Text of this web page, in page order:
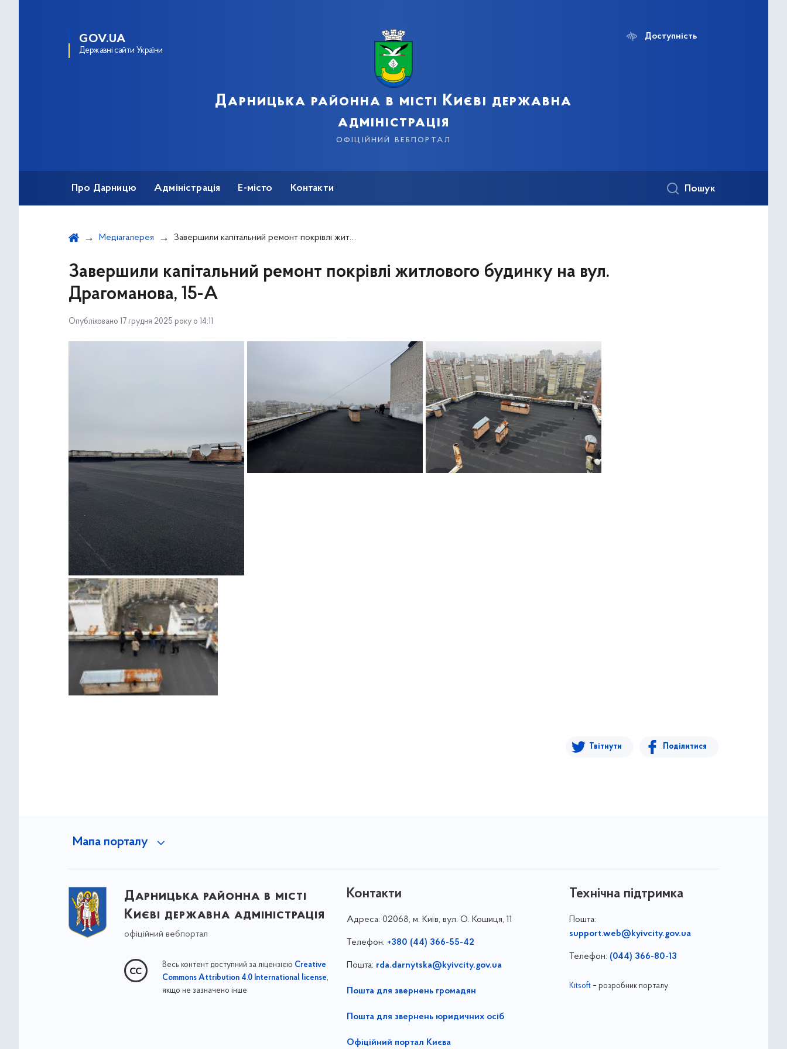
GOV.UA
Державні сайти України
Дарницька районна в місті Києві державна
адміністрація
офіційний вебпортал
Доступність
Про Дарницю Адміністрація Е-місто Контакти Пошук
Медіагалерея Завершили капітальний ремонт покрівлі житлового будинку на вул. Драгоманова, 15-А
Завершили капітальний ремонт покрівлі житлового будинку на вул.
Драгоманова, 15-А
Опубліковано 17 грудня 2025 року о 14:11
Твітнути Поділитися
Мапа порталу
Дарницька районна в місті
Києві державна адміністрація
офіційний вебпортал
Весь контент доступний за ліцензією Creative
Commons Attribution 4.0 International license,
якщо не зазначено інше
Контакти
Адреса: 02068, м. Київ, вул. О. Кошиця, 11
Телефон: +380 (44) 366-55-42
Пошта: rda.darnytska@kyivcity.gov.ua
Пошта для звернень громадян
Пошта для звернень юридичних осіб
Офіційний портал Києва
Технічна підтримка
Пошта:
support.web@kyivcity.gov.ua
Телефон: (044) 366-80-13
Kitsoft– розробник порталу